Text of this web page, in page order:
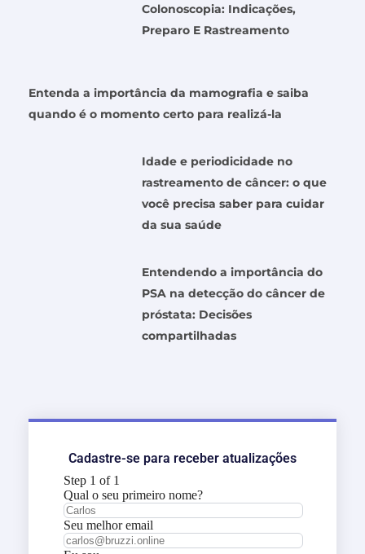
Colonoscopia: Indicações,
Preparo E Rastreamento
Entenda a importância da mamografia e saiba
quando é o momento certo para realizá-la
Idade e periodicidade no
rastreamento de câncer: o que
você precisa saber para cuidar
da sua saúde
Entendendo a importância do
PSA na detecção do câncer de
próstata: Decisões
compartilhadas
Cadastre-se para receber atualizações